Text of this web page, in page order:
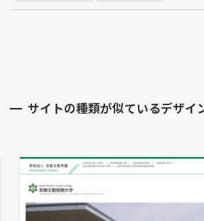
サイトの種類が似ているデザイ